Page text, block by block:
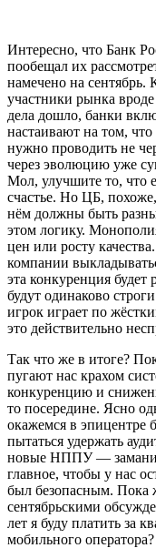
Интересно, что Банк
пообещал их
намечено на сентябрь.
участники рынка
дела дошло, банки
настаивают на том,
нужно проводить не
через эволюцию уже
Мол, улучшите то, что
счастье. Но ЦБ,
нём должны быть
этом логику.
цен или росту
компании
эта конкуренция будет
будут одинаково
игрок играет по
это действительно
Так что же в итоге?
пугают нас крахом
конкуренцию и
то посередине. Ясно
окажемся в эпицентре
пытаться удержать
новые НППУ —
главное, чтобы у нас
был безопасным. Пока
сентябрьскими
лет я буду платить за
мобильного